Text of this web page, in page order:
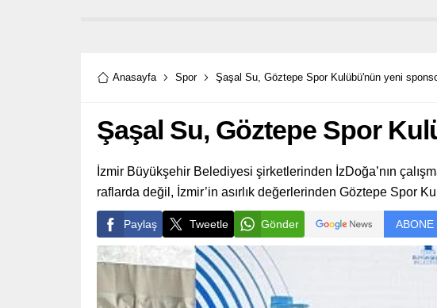
Anasayfa Spor Şaşal Su, Göztepe Spor Kulübü'nün yeni
Şaşal Su, Göztepe Spor
İzmir Büyükşehir Belediyesi şirketlerinden İzDoğa’nın
raflarda değil, İzmir’in asırlık değerlerinden Göztepe Spor
Paylaş Tweetle Gönder ABONE